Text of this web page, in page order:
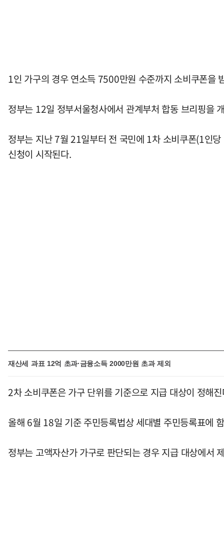
1인 가구의 경우 연소득 7500만원 수준까지 소비쿠폰을
정부는 12일 정부서울청사에서 관계부처 합동 브리핑을
정부는 지난 7월 21일부터 전 국민에 1차 소비쿠폰(1인
신청이 시작된다.
재산세 과표 12억 초과·금융소득 2000만원 초과 제외
2차 소비쿠폰은 가구 단위를 기준으로 지급 대상이 정해
올해 6월 18일 기준 주민등록법상 세대별 주민등록표에
정부는 고액자산가 가구로 판단되는 경우 지급 대상에서